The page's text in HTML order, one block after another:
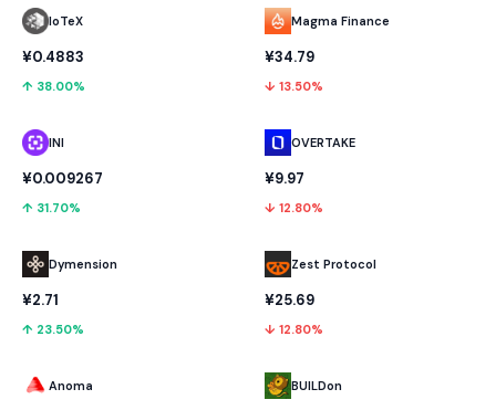
IoTeX
¥0.4883
↑ 38.00%
INI
¥0.009267
↑ 31.70%
Dymension
¥2.71
↑ 23.50%
Anoma
Magma Finance
¥34.79
↓ 13.50%
OVERTAKE
¥9.97
↓ 12.80%
Zest Protocol
¥25.69
↓ 12.80%
BUILDon